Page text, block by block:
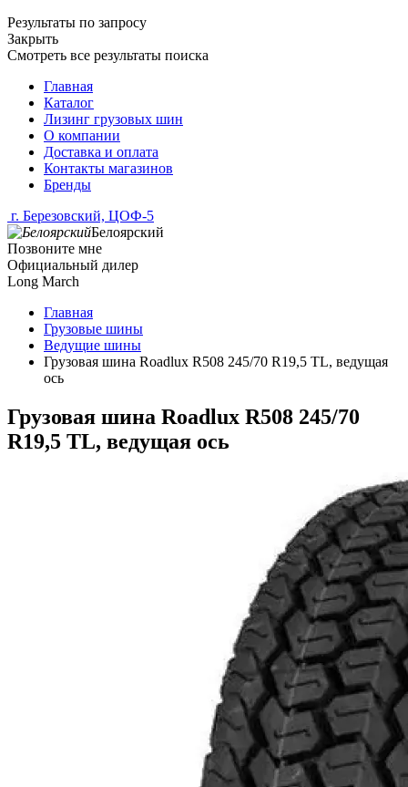
Результаты по запросу
Закрыть
Смотреть все результаты поиска
Главная
Каталог
Лизинг грузовых шин
О компании
Доставка и оплата
Контакты магазинов
Бренды
г. Березовский, ЦОФ-5
Белоярский
Позвоните мне
Официальный дилер
Long March
Главная
Грузовые шины
Ведущие шины
Грузовая шина Roadlux R508 245/70 R19,5 TL, ведущая
ось
Грузовая шина Roadlux R508 245/70
R19,5 TL, ведущая ось